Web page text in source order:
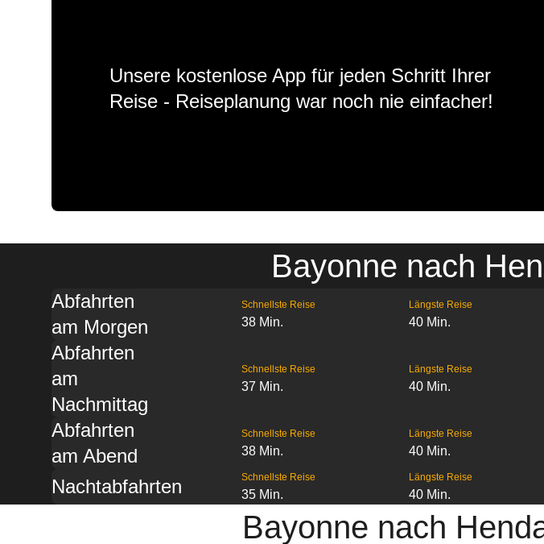
Unsere kostenlose App für jeden Schritt Ihrer
Reise - Reiseplanung war noch nie einfacher!
Bayonne nach
Abfahrten
am Morgen
Schnellste Reise
38 Min.
Längste Reise
40 Min.
Abfahrten
am
Nachmittag
Schnellste Reise
37 Min.
Längste Reise
40 Min.
Abfahrten
am Abend
Schnellste Reise
38 Min.
Längste Reise
40 Min.
Nachtabfahrten Schnellste Reise
35 Min.
Längste Reise
40 Min.
Bayonne nach